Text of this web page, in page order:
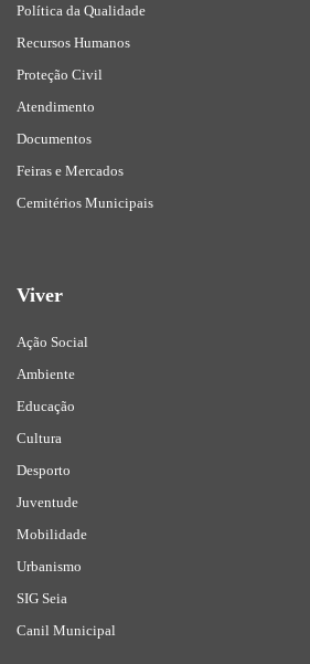
Política da Qualidade
Recursos Humanos
Proteção Civil
Atendimento
Documentos
Feiras e Mercados
Cemitérios Municipais
Viver
Ação Social
Ambiente
Educação
Cultura
Desporto
Juventude
Mobilidade
Urbanismo
SIG Seia
Canil Municipal